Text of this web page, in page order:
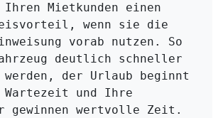
Mietkunden einen
wenn sie die
vorab nutzen. So
deutlich schneller
werden, der Urlaub beginnt
Wartezeit und Ihre
gewinnen wertvolle Zeit.